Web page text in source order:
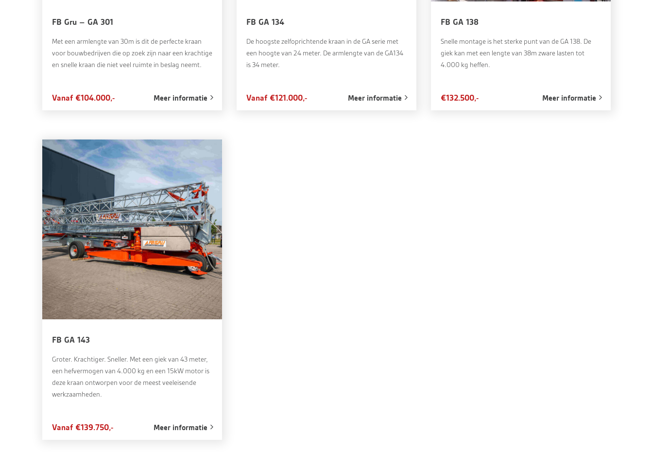
FB Gru – GA 301
Met een armlengte van 30m is dit de perfecte kraan
voor bouwbedrijven die op zoek zijn naar een krachtige
en snelle kraan die niet veel ruimte in beslag neemt.
Vanaf €104.000,- Meer informatie
FB GA 134
De hoogste zelfoprichtende kraan in de GA serie met
een hoogte van 24 meter. De armlengte van de GA134
is 34 meter.
Vanaf €121.000,- Meer informatie
FB GA 138
Snelle montage is het sterke punt van de GA 138. De
giek kan met een lengte van 38m zware lasten tot
4.000 kg heffen.
€132.500,- Meer informatie
FB GA 143
Groter. Krachtiger. Sneller. Met een giek van 43 meter,
een hefvermogen van 4.000 kg en een 15kW motor is
deze kraan ontworpen voor de meest veeleisende
werkzaamheden.
Vanaf €139.750,- Meer informatie